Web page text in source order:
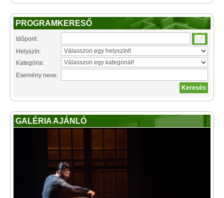
PROGRAMKERESŐ
Időpont:
Helyszín:
Kategória:
Esemény neve:
GALÉRIA AJÁNLÓ